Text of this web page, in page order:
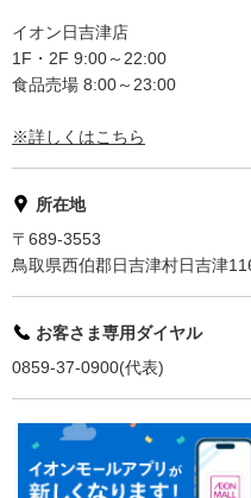
イオン日吉津店
1F・2F 9:00～22:00
食品売場 8:00～23:00
※詳しくはこちら
所在地
〒689-3553
鳥取県西伯郡日吉津村日吉津
お客さま専用ダイヤル
0859-37-0900(代表)